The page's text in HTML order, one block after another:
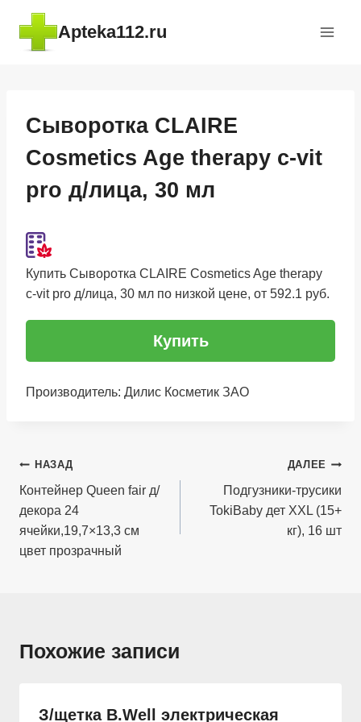
Перейти
содержимому
Apteka112.ru
Сыворотка CLAIRE
Cosmetics Age therapy c-vit
pro д/лица, 30 мл
Купить Сыворотка CLAIRE Cosmetics Age therapy
c-vit pro д/лица, 30 мл по низкой цене, от 592.1 руб.
Купить
Производитель: Дилис Косметик ЗАО
Навигация
по
записям
НАЗАД
Контейнер Queen fair д/
декора 24
ячейки,19,7×13,3 см
цвет прозрачный
ДАЛЕЕ
Подгузники-трусики
TokiBaby дет XXL (15+
кг), 16 шт
Похожие записи
З/щетка B.Well электрическая